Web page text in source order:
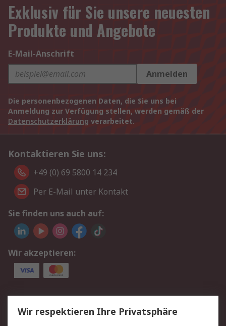
Exklusiv für Sie unsere neuesten
Produkte und Angebote
E-Mail-Anschrift
Anmelden
Die personenbezogenen Daten, die Sie uns bei
Anmeldung zur Verfügung stellen, werden gemäß der
Datenschutzerklärung verarbeitet.
Kontaktieren Sie uns:
+49 (0) 69 5800 14 234
Per E-Mail unter Kontakt
Sie finden uns auch auf:
Wir akzeptieren:
Service
Value Added Services
Lieferlösungen
Wir respektieren Ihre Privatsphäre